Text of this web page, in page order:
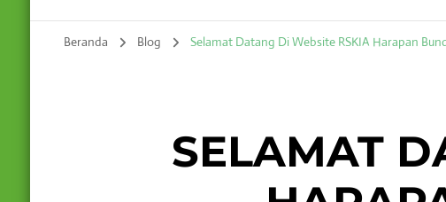
Beranda Blog Selamat Datang Di Website RSKIA Harapan
SELAMAT